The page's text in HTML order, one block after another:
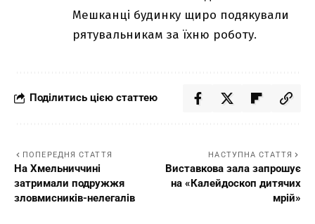
Мешканці будинку щиро подякували
рятувальникам за їхню роботу.
Поділитись цією статтею
ПОПЕРЕДНЯ СТАТТЯ
На Хмельниччині
затримали подружжя
зловмисників-нелегалів
НАСТУПНА СТАТТЯ
Виставкова зала запрошує
на «Калейдоскоп дитячих
мрій»